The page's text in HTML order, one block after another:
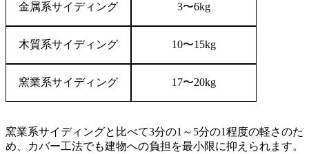
金属系サイディング 3〜6kg
木質系サイディング 10〜15kg
窯業系サイディング 17〜20kg
窯業系サイディングと比べて3分の1 ～ 5分の1程度の軽さのた
め、カバー工法でも建物への負担を最小限に抑えられます。